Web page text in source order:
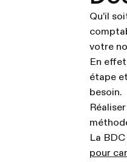
Qu’il
votre
En
étape
besoin.
La
pour